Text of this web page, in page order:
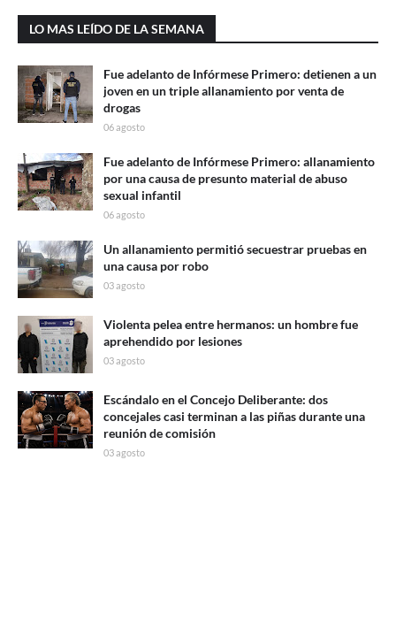
LO MAS LEÍDO DE LA SEMANA
Fue adelanto de Infórmese Primero: detienen a un
joven en un triple allanamiento por venta de
drogas
06 agosto
Fue adelanto de Infórmese Primero: allanamiento
por una causa de presunto material de abuso
sexual infantil
06 agosto
Un allanamiento permitió secuestrar pruebas en
una causa por robo
03 agosto
Violenta pelea entre hermanos: un hombre fue
aprehendido por lesiones
03 agosto
Escándalo en el Concejo Deliberante: dos
concejales casi terminan a las piñas durante una
reunión de comisión
03 agosto